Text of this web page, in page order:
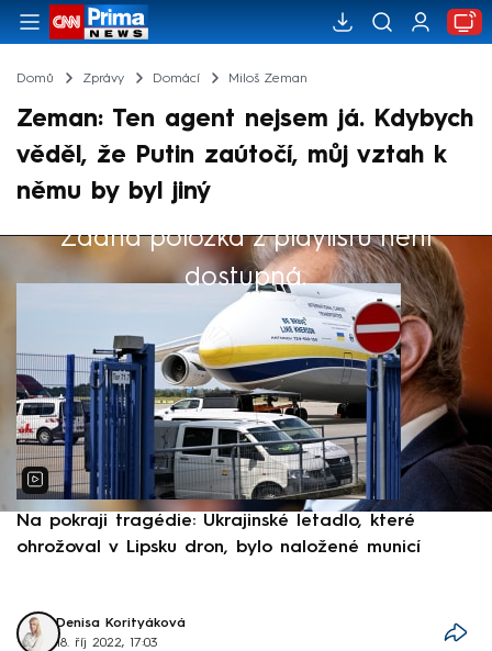
Domů Zprávy Domácí Miloš Zeman
Zeman: Ten agent nejsem já. Kdybych
věděl, že Putin zaútočí, můj vztah k
němu by byl jiný
Žádná položka z playlistu není
dostupná.
Výběr redakce
Na pokraji tragédie: Ukrajinské letadlo, které
ohrožoval v Lipsku dron, bylo naložené municí
Denisa Korityáková
18. říj 2022, 17:03